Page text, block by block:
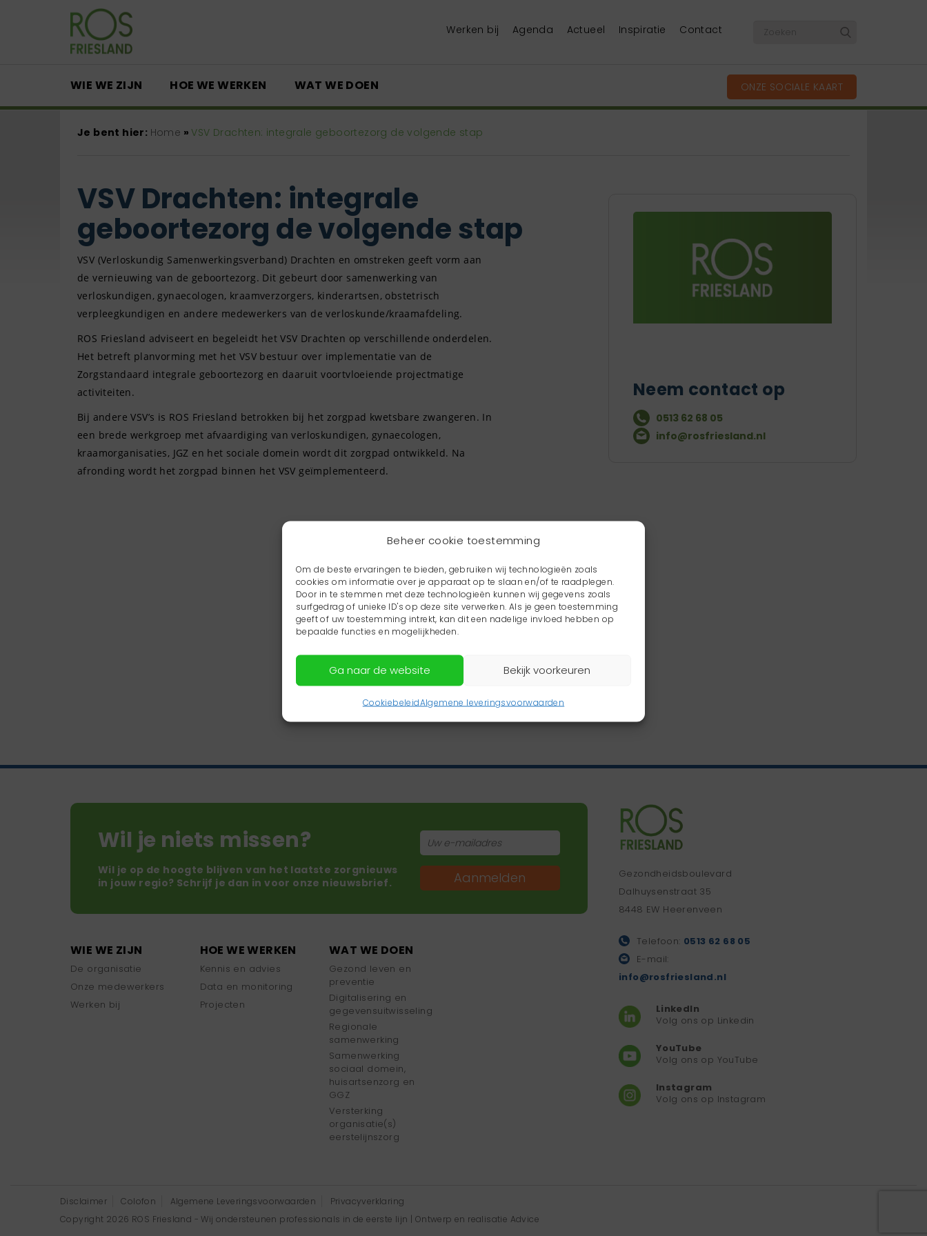
Beheer cookie toestemming
Om de beste ervaringen te bieden, gebruiken wij technologieën zoals
cookies om informatie over je apparaat op te slaan en/of te raadplegen.
Door in te stemmen met deze technologieën kunnen wij gegevens zoals
surfgedrag of unieke ID's op deze site verwerken. Als je geen toestemming
geeft of uw toestemming intrekt, kan dit een nadelige invloed hebben op
bepaalde functies en mogelijkheden.
Ga naar de website Bekijk voorkeuren
CookiebeleidAlgemene leveringsvoorwaarden
Werken bij Agenda Actueel Inspiratie Contact
WIE WE ZIJN HOE WE WERKEN WAT WE DOEN ONZE SOCIALE KAART
Je bent hier: Home »VSV Drachten: integrale geboortezorg de volgende stap
VSV Drachten: integrale
geboortezorg de volgende stap
VSV (Verloskundig Samenwerkingsverband) Drachten en omstreken geeft vorm aan
de vernieuwing van de geboortezorg. Dit gebeurt door samenwerking van
verloskundigen, gynaecologen, kraamverzorgers, kinderartsen, obstetrisch
verpleegkundigen en andere medewerkers van de verloskunde/kraamafdeling.
ROS Friesland adviseert en begeleidt het VSV Drachten op verschillende onderdelen.
Het betreft planvorming met het VSV bestuur over implementatie van de
Zorgstandaard integrale geboortezorg en daaruit voortvloeiende projectmatige
activiteiten.
Bij andere VSV’s is ROS Friesland betrokken bij het zorgpad kwetsbare zwangeren. In
een brede werkgroep met afvaardiging van verloskundigen, gynaecologen,
kraamorganisaties, JGZ en het sociale domein wordt dit zorgpad ontwikkeld. Na
afronding wordt het zorgpad binnen het VSV geïmplementeerd.
Neem contact op
0513 62 68 05
info@rosfriesland.nl
Wil je niets missen?
Wil je op de hoogte blijven van het laatste zorgnieuws
in jouw regio? Schrijf je dan in voor onze nieuwsbrief.
Aanmelden
WIE WE ZIJN
De organisatie
Onze medewerkers
Werken bij
HOE WE WERKEN
Kennis en advies
Data en monitoring
Projecten
WAT WE DOEN
Gezond leven en
preventie
Digitalisering en
gegevensuitwisseling
Regionale
samenwerking
Samenwerking
sociaal domein,
huisartsenzorg en
GGZ
Versterking
organisatie(s)
eerstelijnszorg
Gezondheidsboulevard
Dalhuysenstraat 35
8448 EW Heerenveen
Telefoon: 0513 62 68 05
E-mail:
info@rosfriesland.nl
LinkedIn
Volg ons op Linkedin
YouTube
Volg ons op YouTube
Instagram
Volg ons op Instagram
Disclaimer Colofon Algemene Leveringsvoorwaarden
Privacyverklaring
Copyright 2026 ROS Friesland - Wij ondersteunen professionals in de eerste lijn | Ontwerp en realisatie Advice